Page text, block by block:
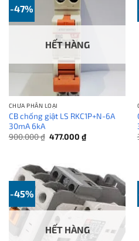
-47%
HẾT HÀNG
CHƯA PHÂN LOẠI
CB chống giật LS RKC1P+N-6A
30mA 6kA
900.000₫ Giá
477.000 ₫Giá
hiện
-45%
HẾT HÀNG